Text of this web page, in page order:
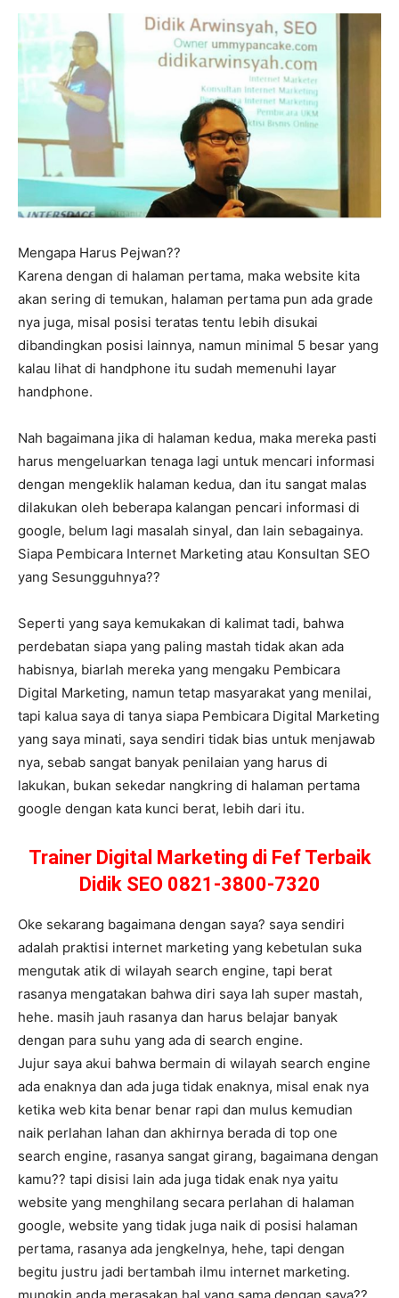
Mengapa Harus Pejwan??
Karena dengan di halaman pertama, maka website kita
akan sering di temukan, halaman pertama pun ada grade
nya juga, misal posisi teratas tentu lebih disukai
dibandingkan posisi lainnya, namun minimal 5 besar yang
kalau lihat di handphone itu sudah memenuhi layar
handphone.
Nah bagaimana jika di halaman kedua, maka mereka pasti
harus mengeluarkan tenaga lagi untuk mencari informasi
dengan mengeklik halaman kedua, dan itu sangat malas
dilakukan oleh beberapa kalangan pencari informasi di
google, belum lagi masalah sinyal, dan lain sebagainya.
Siapa Pembicara Internet Marketing atau Konsultan SEO
yang Sesungguhnya??
Seperti yang saya kemukakan di kalimat tadi, bahwa
perdebatan siapa yang paling mastah tidak akan ada
habisnya, biarlah mereka yang mengaku Pembicara
Digital Marketing, namun tetap masyarakat yang menilai,
tapi kalua saya di tanya siapa Pembicara Digital Marketing
yang saya minati, saya sendiri tidak bias untuk menjawab
nya, sebab sangat banyak penilaian yang harus di
lakukan, bukan sekedar nangkring di halaman pertama
google dengan kata kunci berat, lebih dari itu.
Trainer Digital Marketing di Fef Terbaik
Didik SEO 0821-3800-7320
Oke sekarang bagaimana dengan saya? saya sendiri
adalah praktisi internet marketing yang kebetulan suka
mengutak atik di wilayah search engine, tapi berat
rasanya mengatakan bahwa diri saya lah super mastah,
hehe. masih jauh rasanya dan harus belajar banyak
dengan para suhu yang ada di search engine.
Jujur saya akui bahwa bermain di wilayah search engine
ada enaknya dan ada juga tidak enaknya, misal enak nya
ketika web kita benar benar rapi dan mulus kemudian
naik perlahan lahan dan akhirnya berada di top one
search engine, rasanya sangat girang, bagaimana dengan
kamu?? tapi disisi lain ada juga tidak enak nya yaitu
website yang menghilang secara perlahan di halaman
google, website yang tidak juga naik di posisi halaman
pertama, rasanya ada jengkelnya, hehe, tapi dengan
begitu justru jadi bertambah ilmu internet marketing.